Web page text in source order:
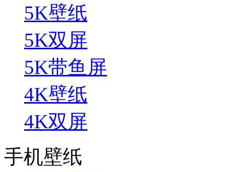
5K壁纸
5K双屏
5K带鱼屏
4K壁纸
4K双屏
手机壁纸